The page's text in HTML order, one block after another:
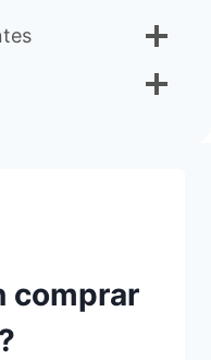
comprar